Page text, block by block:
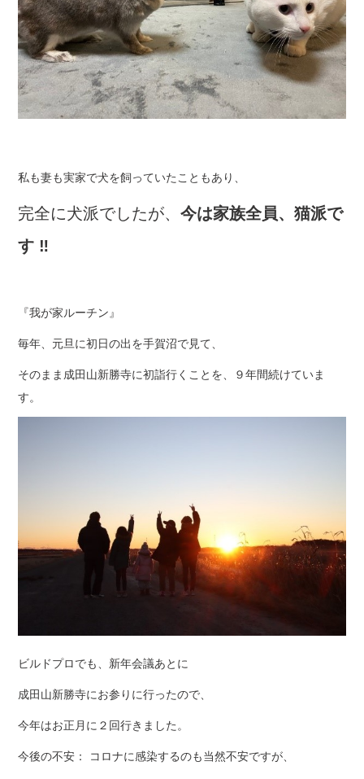
私も妻も実家で犬を飼っていたこともあり、
完全に犬派でしたが、今は家族全員、猫派で
す ‼
『我が家ルーチン』
毎年、元旦に初日の出を手賀沼で見て、
そのまま成田山新勝寺に初詣行くことを、９年間続けていま
す。
ビルドプロでも、新年会議あとに
成田山新勝寺にお参りに行ったので、
今年はお正月に２回行きました。
今後の不安： コロナに感染するのも当然不安ですが、